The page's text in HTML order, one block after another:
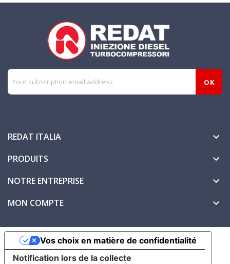
REDAT ITALIA 
PRODUITS 
NOTRE ENTREPRISE 
MON COMPTE 
Notification lors de la collecte
Vos choix en matière de confidentialité